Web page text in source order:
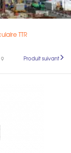
TTR
9 Produit suivant